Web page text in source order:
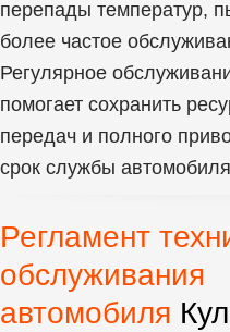
перепады температур,
более частое
Регулярное
помогает сохранить
передач и полного
срок службы
Регламент
обслуживания
автомобиля